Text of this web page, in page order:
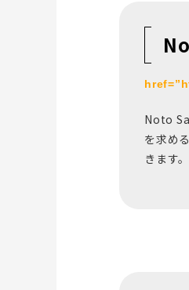
Noto
を求め
きます